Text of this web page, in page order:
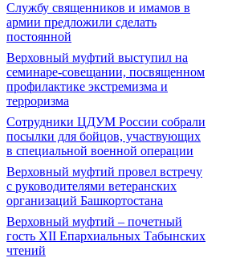
Службу священников и имамов в
армии предложили сделать
постоянной
Верховный муфтий выступил на
семинаре-совещании, посвященном
профилактике экстремизма и
терроризма
Сотрудники ЦДУМ России собрали
посылки для бойцов, участвующих
в специальной военной операции
Верховный муфтий провел встречу
с руководителями ветеранских
организаций Башкортостана
Верховный муфтий – почетный
гость ХII Епархиальных Табынских
чтений